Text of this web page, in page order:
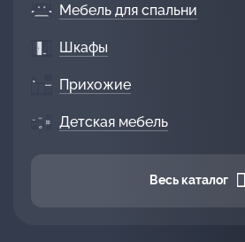
Мебель для спальни
Шкафы
Прихожие
Детская мебель
Весь каталог